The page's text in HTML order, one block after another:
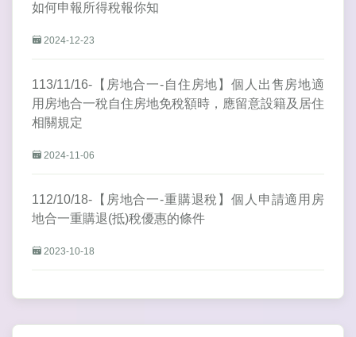
如何申報所得稅報你知
2024-12-23
113/11/16-【房地合一-自住房地】個人出售房地適
用房地合一稅自住房地免稅額時，應留意設籍及居住
相關規定
2024-11-06
112/10/18-【房地合一-重購退稅】個人申請適用房
地合一重購退(抵)稅優惠的條件
2023-10-18